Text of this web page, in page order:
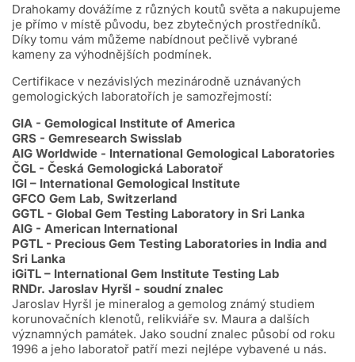
Drahokamy dovážíme z různých koutů světa a nakupujeme
je přímo v místě původu, bez zbytečných prostředníků.
Díky tomu vám můžeme nabídnout pečlivě vybrané
kameny za výhodnějších podmínek.
Certifikace v nezávislých mezinárodně uznávaných
gemologických laboratořích je samozřejmostí:
GIA - Gemological Institute of America
GRS - Gemresearch Swisslab
AIG Worldwide - International Gemological Laboratories
ČGL - Česká Gemologická Laboratoř
IGI – International Gemological Institute
GFCO Gem Lab, Switzerland
GGTL - Global Gem Testing Laboratory in Sri Lanka
AIG - American International
PGTL - Precious Gem Testing Laboratories in India and
Sri Lanka
iGiTL – International Gem Institute Testing Lab
RNDr. Jaroslav Hyršl - soudní znalec
Jaroslav Hyršl je mineralog a gemolog známý studiem
korunovačních klenotů, relikviáře sv. Maura a dalších
významných památek. Jako soudní znalec působí od roku
1996 a jeho laboratoř patří mezi nejlépe vybavené u nás.